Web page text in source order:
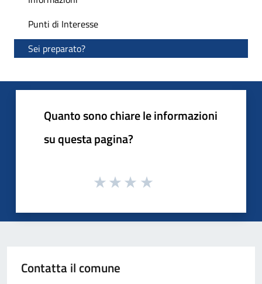
Punti di Interesse
Sei preparato?
Quanto sono chiare le informazioni
su questa pagina?
Contatta il comune